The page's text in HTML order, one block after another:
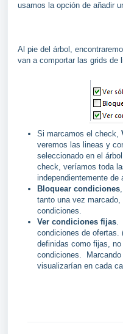
usamos la opción de añadir
Al pie del árbol,
van a comportar las grids de
Si marcamos el check,
veremos las lineas y
seleccionado en el
check, veríamos toda
independientemente de
Bloquear condiciones
tanto una vez
condiciones.
Ver condiciones fijas.
condiciones de ofertas.
definidas como fijas,
condiciones.
visualizarían en cada